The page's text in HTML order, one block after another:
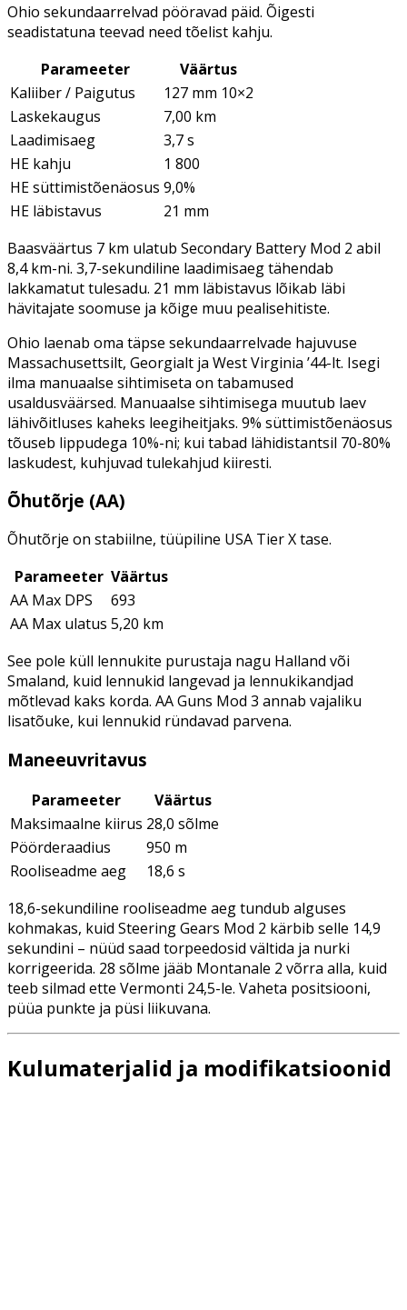
Ohio sekundaarrelvad pööravad päid. Õigesti
seadistatuna teevad need tõelist kahju.
Parameeter
Väärtus
Kaliiber / Paigutus
127 mm 10×2
Laskekaugus
7,00 km
Laadimisaeg
3,7 s
HE kahju
1 800
HE süttimistõenäosus 9,0%
HE läbistavus
21 mm
Baasväärtus 7 km ulatub Secondary Battery Mod 2 abil
8,4 km-ni. 3,7-sekundiline laadimisaeg tähendab
lakkamatut tulesadu. 21 mm läbistavus lõikab läbi
hävitajate soomuse ja kõige muu pealisehitiste.
Ohio laenab oma täpse sekundaarrelvade hajuvuse
Massachusettsilt, Georgialt ja West Virginia ’44-lt. Isegi
ilma manuaalse sihtimiseta on tabamused
usaldusväärsed. Manuaalse sihtimisega muutub laev
lähivõitluses kaheks leegiheitjaks. 9% süttimistõenäosus
tõuseb lippudega 10%-ni; kui tabad lähidistantsil 70-80%
laskudest, kuhjuvad tulekahjud kiiresti.
Õhutõrje (AA)
Õhutõrje on stabiilne, tüüpiline USA Tier X tase.
Parameeter Väärtus
AA Max DPS
693
AA Max ulatus 5,20 km
See pole küll lennukite purustaja nagu Halland või
Smaland, kuid lennukid langevad ja lennukikandjad
mõtlevad kaks korda. AA Guns Mod 3 annab vajaliku
lisatõuke, kui lennukid ründavad parvena.
Maneeuvritavus
Parameeter
Väärtus
Maksimaalne kiirus 28,0 sõlme
Pöörderaadius
950 m
Rooliseadme aeg
18,6 s
18,6-sekundiline rooliseadme aeg tundub alguses
kohmakas, kuid Steering Gears Mod 2 kärbib selle 14,9
sekundini – nüüd saad torpeedosid vältida ja nurki
korrigeerida. 28 sõlme jääb Montanale 2 võrra alla, kuid
teeb silmad ette Vermonti 24,5-le. Vaheta positsiooni,
püüa punkte ja püsi liikuvana.
Kulumaterjalid ja modifikatsioonid